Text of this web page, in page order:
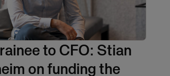
to CFO: Stian
on funding the